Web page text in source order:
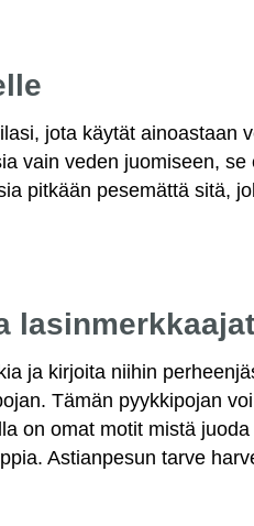
jota käytät ainoastaan
vain veden juomiseen,
pitkään pesemättä sitä,
lasinmerkkaajat
ja kirjoita niihin
Tämän pyykkipojan
on omat motit mistä
Astianpesun tarve